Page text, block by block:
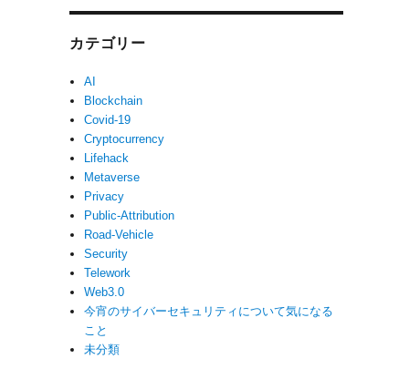
カテゴリー
AI
Blockchain
Covid-19
Cryptocurrency
Lifehack
Metaverse
Privacy
Public-Attribution
Road-Vehicle
Security
Telework
Web3.0
今宵のサイバーセキュリティについて気になる
こと
未分類